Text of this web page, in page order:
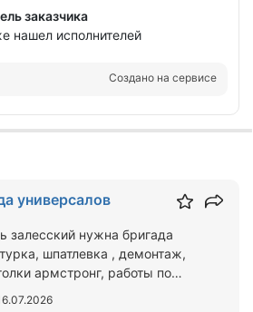
заказчика
нашел исполнителей
Создано на сервисе
универсалов
залесский нужна бригада
шпатлевка , демонтаж,
армстронг, работы по